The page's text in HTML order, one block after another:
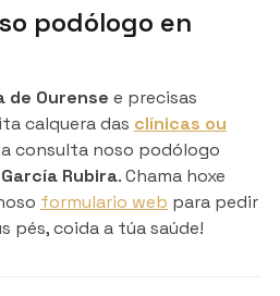
podólogo en
Ourense e precisas
calquera das clínicas ou
consulta noso podólogo
Rubira. Chama hoxe
formulario web para pedir
pés, coida a túa saúde!